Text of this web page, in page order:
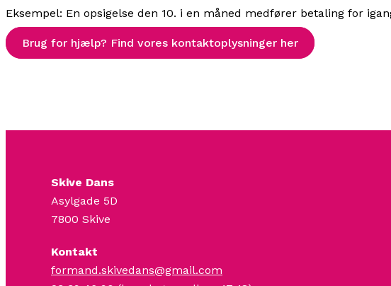
Eksempel: En opsigelse den 10. i en måned medfører betaling for
Brug for hjælp? Find vores kontaktoplysninger her
Skive Dans
Asylgade 5D
7800 Skive
Kontakt
formand.skivedans@gmail.com